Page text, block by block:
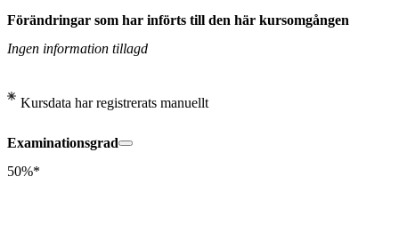
Förändringar som har införts till den här kursomgången
Ingen information tillagd
Kursdata har registrerats manuellt
Examinationsgrad
50%*